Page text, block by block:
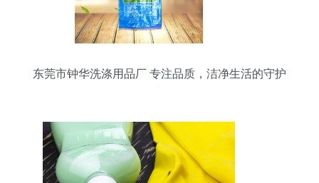
东莞市钟华洗涤用品厂 专注品质，洁净生活的守护